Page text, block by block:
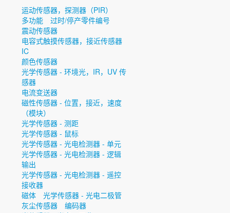
运动传感器，探测器（PIR）
多功能
过时/停产零件编号
震动传感器
电容式触摸传感器，接近传感器
IC
颜色传感器
光学传感器 - 环境光，IR，UV 传
感器
电流变送器
磁性传感器 - 位置，接近，速度
（模块）
光学传感器 - 测距
光学传感器 - 鼠标
光学传感器 - 光电检测器 - 单元
光学传感器 - 光电检测器 - 逻辑
输出
光学传感器 - 光电检测器 - 遥控
接收器
磁体
光学传感器 - 光电二极管
灰尘传感器
编码器